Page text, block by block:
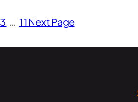
3 … 11Next Page